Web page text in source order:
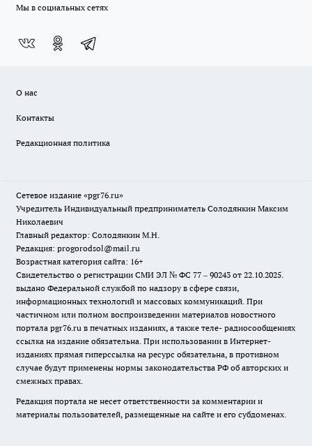
Мы в социальных сетях
О нас
Контакты
Редакционная политика
Сетевое издание «pgr76.ru»
Учредитель Индивидуальный предприниматель Солодянкин Максим
Николаевич
Главный редактор: Солодянкин М.Н.
Редакция: progorodsol@mail.ru
Возрастная категория сайта: 16+
Свидетельство о регистрации СМИ ЭЛ № ФС 77 – 90243 от 22.10.2025.
выдано Федеральной службой по надзору в сфере связи,
информационных технологий и массовых коммуникаций. При
частичном или полном воспроизведении материалов новостного
портала pgr76.ru в печатных изданиях, а также теле- радиосообщениях
ссылка на издание обязательна. При использовании в Интернет-
изданиях прямая гиперссылка на ресурс обязательна, в противном
случае будут применены нормы законодательства РФ об авторских и
смежных правах.
Редакция портала не несет ответственности за комментарии и
материалы пользователей, размещенные на сайте и его субдоменах.